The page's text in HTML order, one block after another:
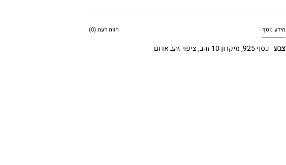
מידע נוסף חוות דעת (0)
צבע כסף 925 ,מיקרון 10 זהב ,ציפוי זהב אדום